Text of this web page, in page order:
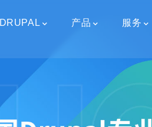
DRUPAL 产品 服务